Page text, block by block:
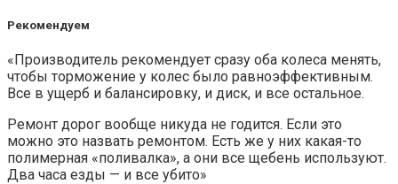
Рекомендуем
«Производитель рекомендует сразу оба колеса менять,
чтобы торможение у колес было равноэффективным.
Все в ущерб и балансировку, и диск, и все остальное.
Ремонт дорог вообще никуда не годится. Если это
можно это назвать ремонтом. Есть же у них какая-то
полимерная «поливалка», а они все щебень используют.
Два часа езды — и все убито»